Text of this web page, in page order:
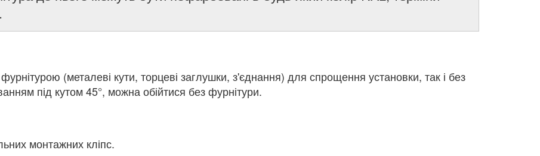
(металеві кути, торцеві заглушки, з'єднання) для спрощення установки, так і без
під кутом 45°, можна обійтися без фурнітури.
монтажних кліпс.